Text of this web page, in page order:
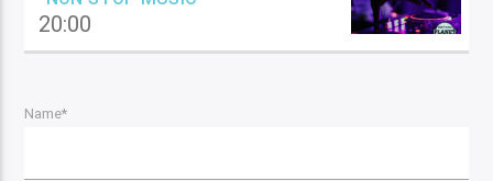
20:00
Name*